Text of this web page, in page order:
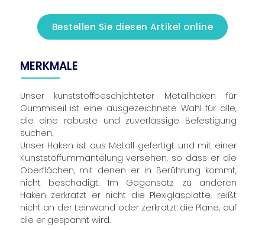
Bestellen Sie diesen Artikel online
MERKMALE
Unser kunststoffbeschichteter Metallhaken für
Gummiseil ist eine ausgezeichnete Wahl für alle,
die eine robuste und zuverlässige Befestigung
suchen.
Unser Haken ist aus Metall gefertigt und mit einer
Kunststoffummantelung versehen, so dass er die
Oberflächen, mit denen er in Berührung kommt,
nicht beschädigt. Im Gegensatz zu anderen
Haken zerkratzt er nicht die Plexiglasplatte, reißt
nicht an der Leinwand oder zerkratzt die Plane, auf
die er gespannt wird.